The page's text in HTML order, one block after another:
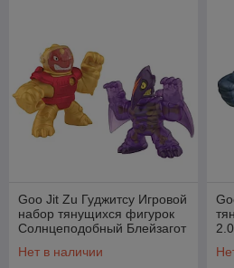
Goo Jit Zu Гуджитсу Игровой
набор тянущихся фигурок
Солнцеподобный Блейзагот
Галактическая
Нет в наличии